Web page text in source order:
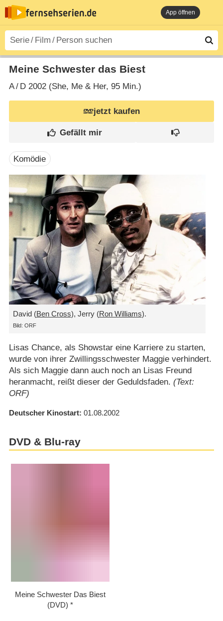
App öffnen
Meine Schwester das Biest
A/ D2002 (She, Me & Her‎, 95 Min.)
jetzt kaufen
Komödie
David (Ben Cross), Jerry (Ron Williams).
Bild: ORF
Lisas Chance, als Showstar eine Karriere zu starten,
wurde von ihrer Zwillingsschwester Maggie verhindert.
Als sich Maggie dann auch noch an Lisas Freund
heranmacht, reißt dieser der Geduldsfaden. (Text:
ORF)
Deutscher Kinostart 01.08.2002
DVD & Blu-ray
Meine Schwester Das Biest
(DVD)